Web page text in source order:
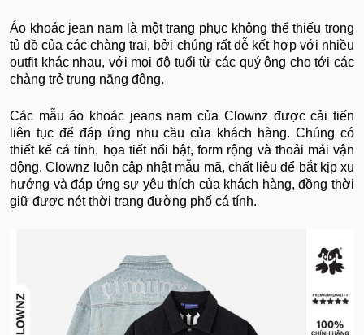
Áo khoác jean nam là một trang phục không thể thiếu trong
tủ đồ của các chàng trai, bởi chúng rất dễ kết hợp với nhiều
outfit khác nhau, với mọi độ tuổi từ các quý ông cho tới các
chàng trẻ trung năng động.
Các mẫu áo khoác jeans nam của Clownz được cải tiến
liên tục để đáp ứng nhu cầu của khách hàng. Chúng có
thiết kế cá tính, họa tiết nổi bật, form rộng và thoải mái vận
động. Clownz luôn cập nhật mẫu mã, chất liệu để bắt kịp xu
hướng và đáp ứng sự yêu thích của khách hàng, đồng thời
giữ được nét thời trang đường phố cá tính.